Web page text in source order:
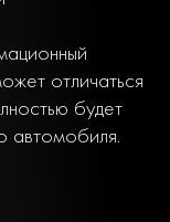
отличаться
будет
автомобиля.